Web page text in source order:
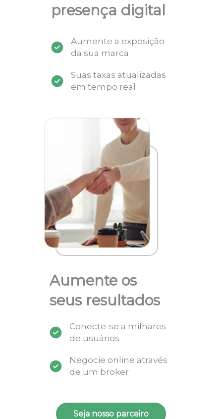
presença digital
Aumente a exposição
da sua marca
Suas taxas atualizadas
em tempo real
Aumente os
seus resultados
Conecte-se a milhares
de usuários
Negocie online através
de um broker
Seja nosso parceiro